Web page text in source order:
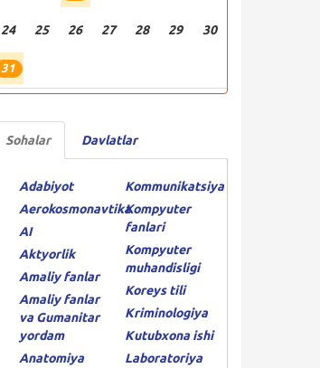
24 25 26 27 28 29 30
31
Sohalar Davlatlar
Adabiyot
Aerokosmonavtika
AI
Aktyorlik
Amaliy fanlar
Amaliy fanlar
va Gumanitar
yordam
Anatomiya
Kommunikatsiya
Kompyuter
fanlari
Kompyuter
muhandisligi
Koreys tili
Kriminologiya
Kutubxona ishi
Laboratoriya